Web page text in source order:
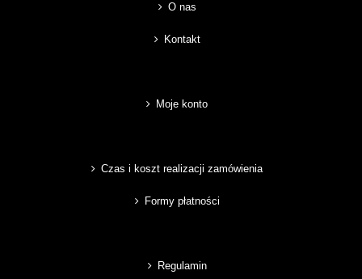
O nas
Kontakt
Moje konto
Czas i koszt realizacji zamówienia
Formy płatności
Regulamin